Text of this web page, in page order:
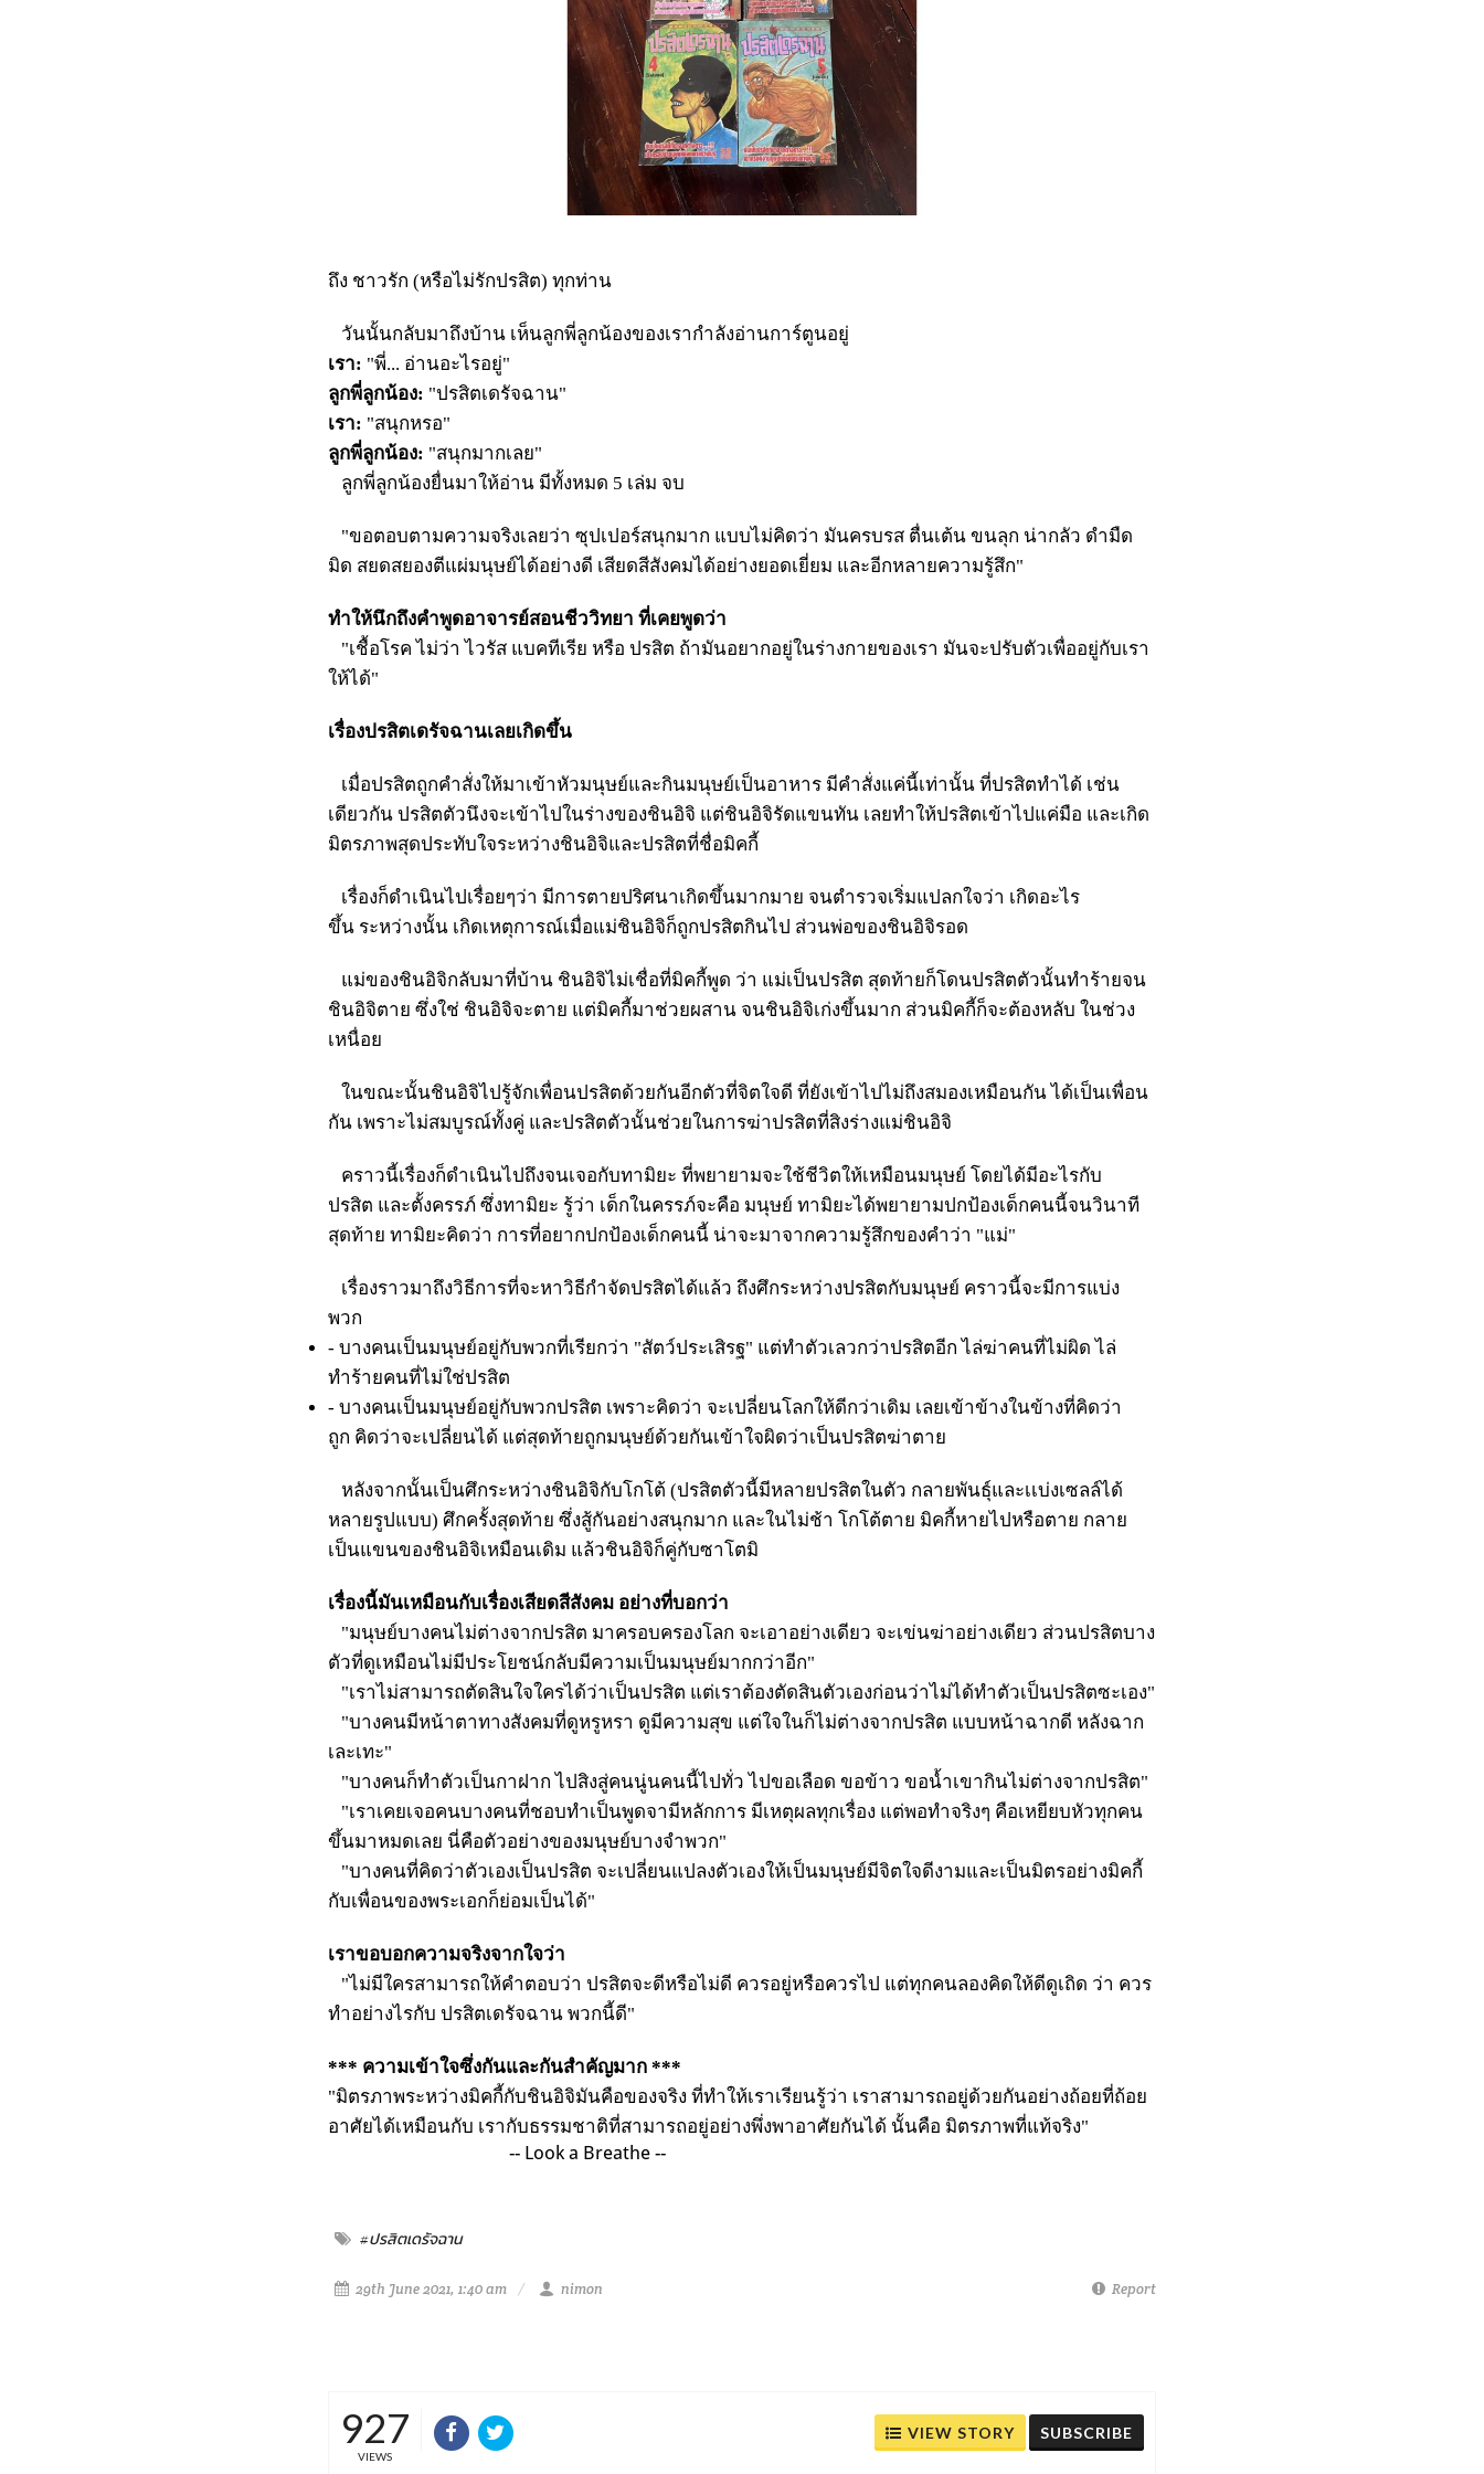
ถึง ชาวรัก (หรือไม่รักปรสิต) ทุกท่าน
วันนั้นกลับมาถึงบ้าน เห็นลูกพี่ลูกน้องของเรากำลังอ่านการ์ตูนอยู่
เรา: "พี่... อ่านอะไรอยู่"
ลูกพี่ลูกน้อง: "ปรสิตเดรัจฉาน"
เรา: "สนุกหรอ"
ลูกพี่ลูกน้อง: "สนุกมากเลย"
ลูกพี่ลูกน้องยื่นมาให้อ่าน มีทั้งหมด 5 เล่ม จบ
"ขอตอบตามความจริงเลยว่า ซุปเปอร์สนุกมาก แบบไม่คิดว่า มันครบรส ตื่นเต้น ขนลุก น่ากลัว ดำมืด
มิด สยดสยองตีแผ่มนุษย์ได้อย่างดี เสียดสีสังคมได้อย่างยอดเยี่ยม และอีกหลายความรู้สึก"
ทำให้นึกถึงคำพูดอาจารย์สอนชีววิทยา ที่เคยพูดว่า
"เชื้อโรค ไม่ว่า ไวรัส แบคทีเรีย หรือ ปรสิต ถ้ามันอยากอยู่ในร่างกายของเรา มันจะปรับตัวเพื่ออยู่กับเรา
ให้ได้"
เรื่องปรสิตเดรัจฉานเลยเกิดขึ้น
เมื่อปรสิตถูกคำสั่งให้มาเข้าหัวมนุษย์และกินมนุษย์เป็นอาหาร มีคำสั่งแค่นี้เท่านั้น ที่ปรสิตทำได้ เช่น
เดียวกัน ปรสิตตัวนึงจะเข้าไปในร่างของชินอิจิ แต่ชินอิจิรัดแขนทัน เลยทำให้ปรสิตเข้าไปแค่มือ และเกิด
มิตรภาพสุดประทับใจระหว่างชินอิจิและปรสิตที่ชื่อมิคกี้
เรื่องก็ดำเนินไปเรื่อยๆว่า มีการตายปริศนาเกิดขึ้นมากมาย จนตำรวจเริ่มแปลกใจว่า เกิดอะไร
ขึ้น ระหว่างนั้น เกิดเหตุการณ์เมื่อแม่ชินอิจิก็ถูกปรสิตกินไป ส่วนพ่อของชินอิจิรอด
แม่ของชินอิจิกลับมาที่บ้าน ชินอิจิไม่เชื่อที่มิคกี้พูด ว่า แม่เป็นปรสิต สุดท้ายก็โดนปรสิตตัวนั้นทำร้ายจน
ชินอิจิตาย ซึ่งใช่ ชินอิจิจะตาย แต่มิคกี้มาช่วยผสาน จนชินอิจิเก่งขึ้นมาก ส่วนมิคกี้ก็จะต้องหลับ ในช่วง
เหนื่อย
ในขณะนั้นชินอิจิไปรู้จักเพื่อนปรสิตด้วยกันอีกตัวที่จิตใจดี ที่ยังเข้าไปไม่ถึงสมองเหมือนกัน ได้เป็นเพื่อน
กัน เพราะไม่สมบูรณ์ทั้งคู่ และปรสิตตัวนั้นช่วยในการฆ่าปรสิตที่สิงร่างแม่ชินอิจิ
คราวนี้เรื่องก็ดำเนินไปถึงจนเจอกับทามิยะ ที่พยายามจะใช้ชีวิตให้เหมือนมนุษย์ โดยได้มีอะไรกับ
ปรสิต และตั้งครรภ์ ซึ่งทามิยะ รู้ว่า เด็กในครรภ์จะคือ มนุษย์ ทามิยะได้พยายามปกป้องเด็กคนนี้จนวินาที
สุดท้าย ทามิยะคิดว่า การที่อยากปกป้องเด็กคนนี้ น่าจะมาจากความรู้สึกของคำว่า "แม่"
เรื่องราวมาถึงวิธีการที่จะหาวิธีกำจัดปรสิตได้แล้ว ถึงศึกระหว่างปรสิตกับมนุษย์ คราวนี้จะมีการแบ่ง
พวก
- บางคนเป็นมนุษย์อยู่กับพวกที่เรียกว่า "สัตว์ประเสิรฐ" แต่ทำตัวเลวกว่าปรสิตอีก ไล่ฆ่าคนที่ไม่ผิด ไล่
ทำร้ายคนที่ไม่ใช่ปรสิต
- บางคนเป็นมนุษย์อยู่กับพวกปรสิต เพราะคิดว่า จะเปลี่ยนโลกให้ดีกว่าเดิม เลยเข้าข้างในข้างที่คิดว่า
ถูก คิดว่าจะเปลี่ยนได้ แต่สุดท้ายถูกมนุษย์ด้วยกันเข้าใจผิดว่าเป็นปรสิตฆ่าตาย
หลังจากนั้นเป็นศึกระหว่างชินอิจิกับโกโต้ (ปรสิตตัวนี้มีหลายปรสิตในตัว กลายพันธุ์และเเบ่งเซลล์ได้
หลายรูปแบบ) ศึกครั้งสุดท้าย ซึ่งสู้กันอย่างสนุกมาก และในไม่ช้า โกโต้ตาย มิคกี้หายไปหรือตาย กลาย
เป็นแขนของชินอิจิเหมือนเดิม แล้วชินอิจิก็คู่กับซาโตมิ
เรื่องนี้มันเหมือนกับเรื่องเสียดสีสังคม อย่างที่บอกว่า
"มนุษย์บางคนไม่ต่างจากปรสิต มาครอบครองโลก จะเอาอย่างเดียว จะเข่นฆ่าอย่างเดียว ส่วนปรสิตบาง
ตัวที่ดูเหมือนไม่มีประโยชน์กลับมีความเป็นมนุษย์มากกว่าอีก"
"เราไม่สามารถตัดสินใจใครได้ว่าเป็นปรสิต แต่เราต้องตัดสินตัวเองก่อนว่าไม่ได้ทำตัวเป็นปรสิตซะเอง"
"บางคนมีหน้าตาทางสังคมที่ดูหรูหรา ดูมีความสุข แต่ใจในก็ไม่ต่างจากปรสิต แบบหน้าฉากดี หลังฉาก
เละเทะ"
"บางคนก็ทำตัวเป็นกาฝาก ไปสิงสู่คนนู่นคนนี้ไปทั่ว ไปขอเลือด ขอข้าว ขอน้ำเขากินไม่ต่างจากปรสิต"
"เราเคยเจอคนบางคนที่ชอบทำเป็นพูดจามีหลักการ มีเหตุผลทุกเรื่อง แต่พอทำจริงๆ คือเหยียบหัวทุกคน
ขึ้นมาหมดเลย นี่คือตัวอย่างของมนุษย์บางจำพวก"
"บางคนที่คิดว่าตัวเองเป็นปรสิต จะเปลี่ยนแปลงตัวเองให้เป็นมนุษย์มีจิตใจดีงามและเป็นมิตรอย่างมิคกี้
กับเพื่อนของพระเอกก็ย่อมเป็นได้"
เราขอบอกความจริงจากใจว่า
"ไม่มีใครสามารถให้คำตอบว่า ปรสิตจะดีหรือไม่ดี ควรอยู่หรือควรไป แต่ทุกคนลองคิดให้ดีดูเถิด ว่า ควร
ทำอย่างไรกับ ปรสิตเดรัจฉาน พวกนี้ดี"
*** ความเข้าใจซึ่งกันและกันสำคัญมาก ***
"มิตรภาพระหว่างมิคกี้กับชินอิจิมันคือของจริง ที่ทำให้เราเรียนรู้ว่า เราสามารถอยู่ด้วยกันอย่างถ้อยที่ถ้อย
อาศัยได้เหมือนกับ เรากับธรรมชาติที่สามารถอยู่อย่างพึ่งพาอาศัยกันได้ นั้นคือ มิตรภาพที่แท้จริง"
-- Look a Breathe --
#ปรสิตเดรัจฉาน
29th June 2021, 1:40 am nimon Report
927
VIEWS
VIEW STORY SUBSCRIBE